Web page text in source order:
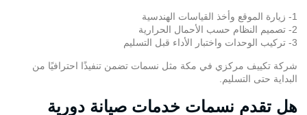
1- زيارة الموقع وأخذ القياسات الهندسية
2- تصميم النظام حسب الأحمال الحرارية
3- تركيب الوحدات واختبار الأداء قبل التسليم
شركة تكييف مركزي في مكة مثل نسمات تضمن تنفيذًا احترافيًا من
البداية حتى التسليم.
هل تقدم نسمات خدمات صيانة دورية